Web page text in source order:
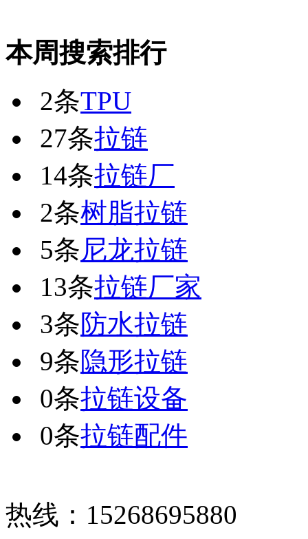
本周搜索排行
2条TPU
27条拉链
14条拉链厂
2条树脂拉链
5条尼龙拉链
13条拉链厂家
3条防水拉链
9条隐形拉链
0条拉链设备
0条拉链配件
热线：15268695880